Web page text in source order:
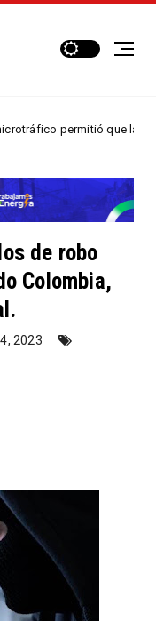
permitió que la Policía
de robo
Colombia,
2023